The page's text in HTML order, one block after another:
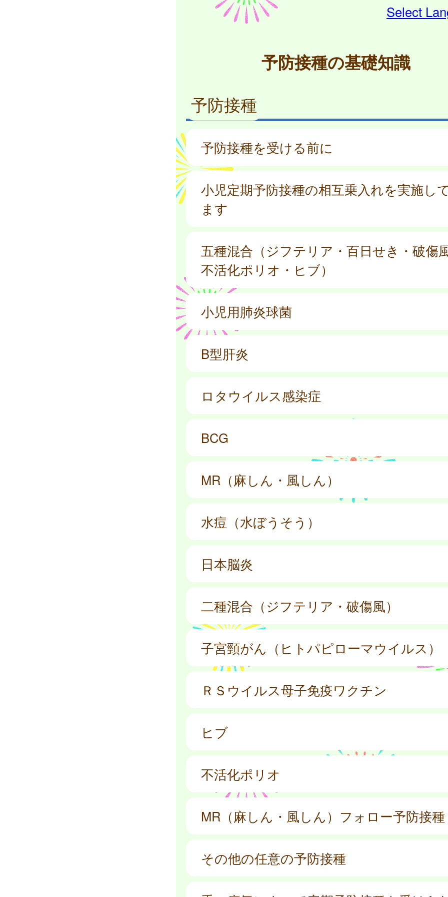
Select
予防接種の基礎知識
予防接種
予防接種を受ける前に
小児定期予防接種の相互乗入れを実施し
ます
五種混合（ジフテリア・百日せき・破傷
不活化ポリオ・ヒブ）
小児用肺炎球菌
B型肝炎
ロタウイルス感染症
BCG
MR（麻しん・風しん）
水痘（水ぼうそう）
日本脳炎
二種混合（ジフテリア・破傷風）
子宮頸がん（ヒトパピローマウイルス）
ＲＳウイルス母子免疫ワクチン
ヒブ
不活化ポリオ
MR（麻しん・風しん）フォロー予防接種
その他の任意の予防接種